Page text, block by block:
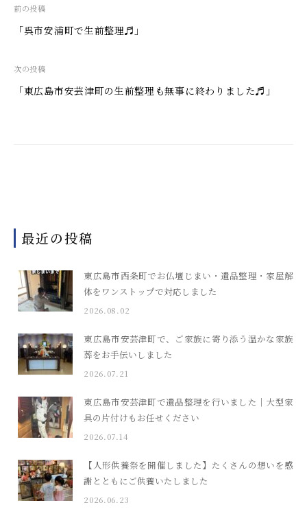
投
稿
ビ
ゲ
前の投稿
「呉市安浦町で生前整理♬」
次の投稿
「東広島市安芸津町の生前整理も無事に終わりました♬」
最近の投稿
東広島市西条町でお仏壇じまい・遺品整理・家屋解
体をワンストップで対応しました
2026.08.02
東広島市安芸津町で、ご家族に寄り添う温かな家族
葬をお手伝いしました
2026.07.21
東広島市安芸津町で遺品整理を行いました｜大型家
具の片付けもお任せください
2026.07.14
【人形供養祭を開催しました】たくさんの想いを感
謝とともにご供養いたしました
2026.06.23